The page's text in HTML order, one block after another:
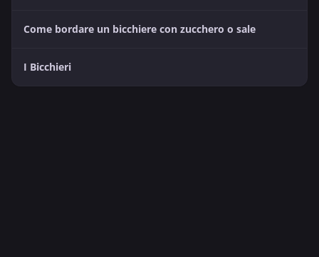
Come bordare un bicchiere con zucchero o sale
I Bicchieri